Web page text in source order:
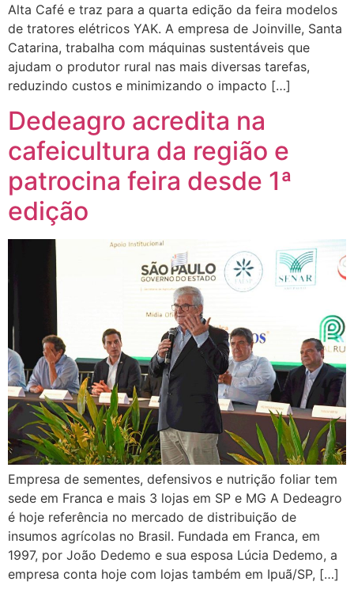
Alta Café e traz para a quarta edição da feira modelos
de tratores elétricos YAK. A empresa de Joinville, Santa
Catarina, trabalha com máquinas sustentáveis que
ajudam o produtor rural nas mais diversas tarefas,
reduzindo custos e minimizando o impacto […]
Dedeagro acredita na
cafeicultura da região e
patrocina feira desde 1ª
edição
Empresa de sementes, defensivos e nutrição foliar tem
sede em Franca e mais 3 lojas em SP e MG A Dedeagro
é hoje referência no mercado de distribuição de
insumos agrícolas no Brasil. Fundada em Franca, em
1997, por João Dedemo e sua esposa Lúcia Dedemo, a
empresa conta hoje com lojas também em Ipuã/SP, […]